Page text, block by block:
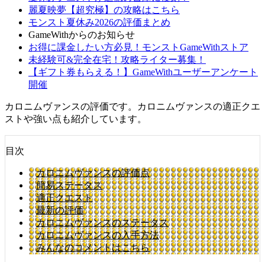
麗夏映夢【超究極】の攻略はこちら
モンスト夏休み2026の評価まとめ
GameWithからのお知らせ
お得に課金したい方必見！モンストGameWithストア
未経験可&完全在宅！攻略ライター募集！
【ギフト券もらえる！】GameWithユーザーアンケート
開催
カロニムヴァンスの評価です。カロニムヴァンスの適正クエ
ストや強い点も紹介しています。
目次
カロニムヴァンスの評価点
簡易ステータス
適正クエスト
最新の評価
カロニムヴァンスのステータス
カロニムヴァンスの入手方法
みんなのコメントはこちら